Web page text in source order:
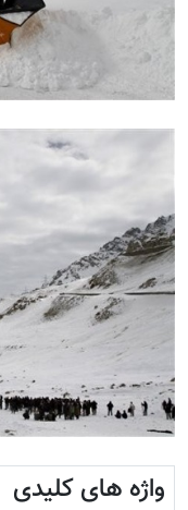
واژه های کلیدی